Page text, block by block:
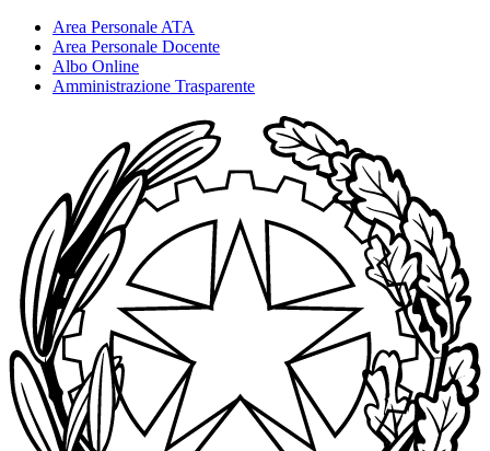
Area Personale ATA
Area Personale Docente
Albo Online
Amministrazione Trasparente